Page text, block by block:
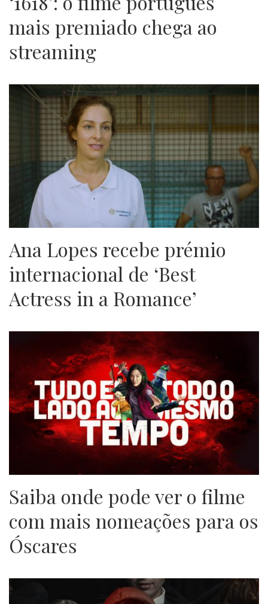
mais premiado chega ao
streaming
Ana Lopes recebe prémio
internacional de ‘Best
Actress in a Romance’
Saiba onde pode ver o filme
com mais nomeações para os
Óscares